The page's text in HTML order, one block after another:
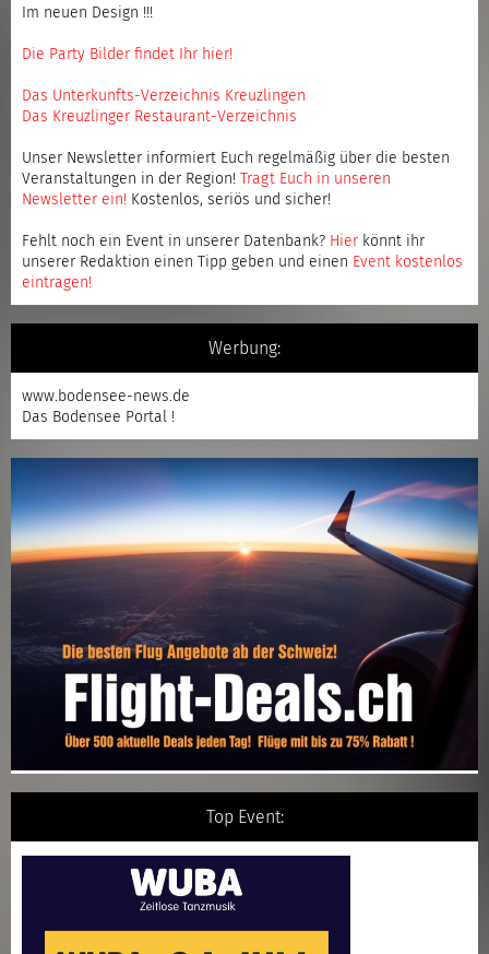
Im neuen Design !!!
Die Party Bilder findet Ihr hier!
Das Unterkunfts-Verzeichnis Kreuzlingen
Das Kreuzlinger Restaurant-Verzeichnis
Unser Newsletter informiert Euch regelmäßig über die besten
Veranstaltungen in der Region!
Tragt Euch in unseren
Newsletter ein! Kostenlos, seriös und sicher!
Fehlt noch ein Event in unserer Datenbank? Hier könnt ihr
unserer Redaktion einen Tipp geben und einen Event kostenlos
eintragen!
Werbung:
www.bodensee-news.de
Das Bodensee Portal !
Top Event: